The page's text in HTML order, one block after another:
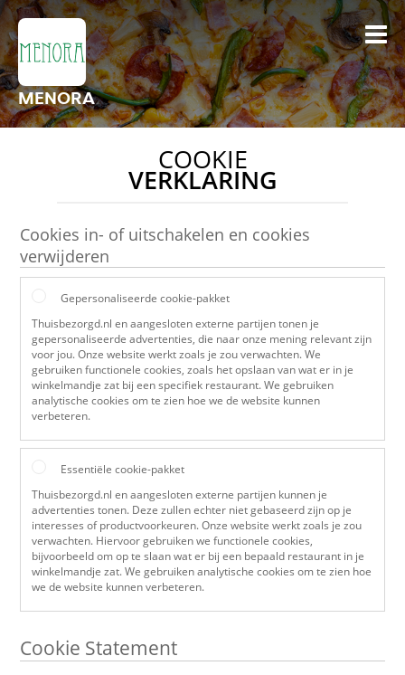
MENORA
COOKIE
VERKLARING
Cookies in- of uitschakelen en cookies
verwijderen
Gepersonaliseerde cookie-pakket
Thuisbezorgd.nl en aangesloten externe partijen tonen je
gepersonaliseerde advertenties, die naar onze mening relevant zijn
voor jou. Onze website werkt zoals je zou verwachten. We
gebruiken functionele cookies, zoals het opslaan van wat er in je
winkelmandje zat bij een specifiek restaurant. We gebruiken
analytische cookies om te zien hoe we de website kunnen
verbeteren.
Essentiële cookie-pakket
Thuisbezorgd.nl en aangesloten externe partijen kunnen je
advertenties tonen. Deze zullen echter niet gebaseerd zijn op je
interesses of productvoorkeuren. Onze website werkt zoals je zou
verwachten. Hiervoor gebruiken we functionele cookies,
bijvoorbeeld om op te slaan wat er bij een bepaald restaurant in je
winkelmandje zat. We gebruiken analytische cookies om te zien hoe
we de website kunnen verbeteren.
Cookie Statement